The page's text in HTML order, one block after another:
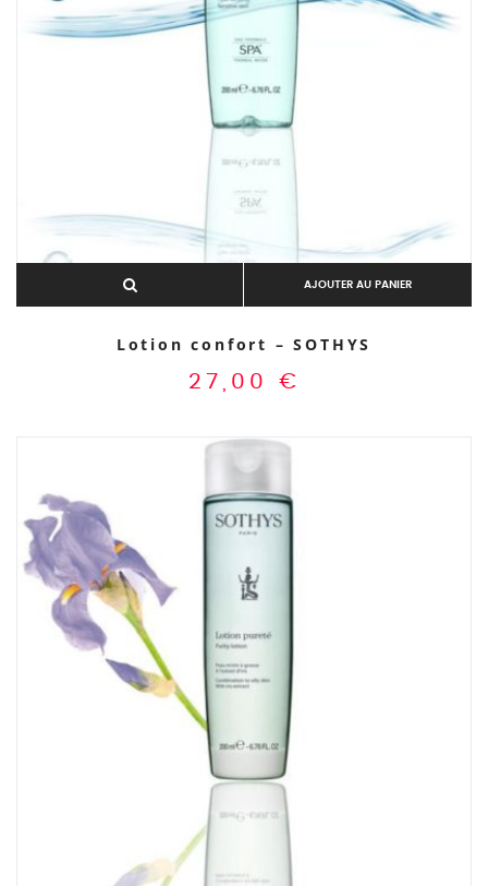
AJOUTER AU PANIER
Lotion confort – SOTHYS
27,00 €